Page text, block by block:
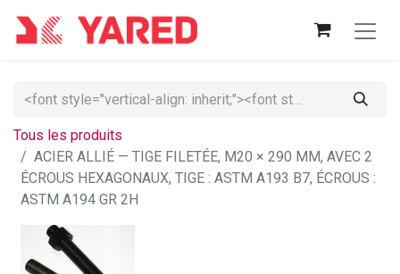
Tous les produits
ACIER ALLIÉ — TIGE FILETÉE, M20 × 290 MM, AVEC 2
ÉCROUS HEXAGONAUX, TIGE : ASTM A193 B7, ÉCROUS :
ASTM A194 GR 2H